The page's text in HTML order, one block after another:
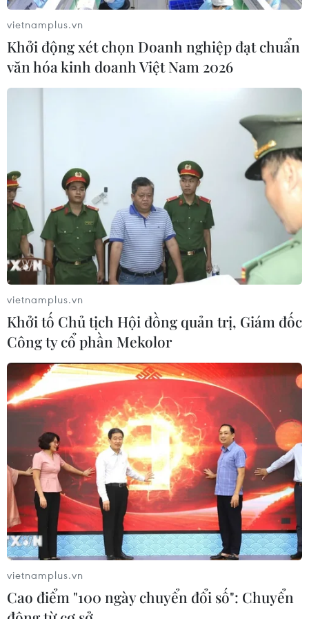
vietnamplus.vn
Khởi động xét chọn Doanh nghiệp đạt chuẩn
văn hóa kinh doanh Việt Nam 2026
vietnamplus.vn
Khởi tố Chủ tịch Hội đồng quản trị, Giám đốc
Công ty cổ phần Mekolor
vietnamplus.vn
Cao điểm "100 ngày chuyển đổi số": Chuyển